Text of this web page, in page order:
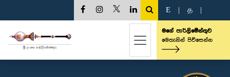
E த
මගේ පාර්ලිමේන්තුව
මෙතැනින් පිවිසෙන්න